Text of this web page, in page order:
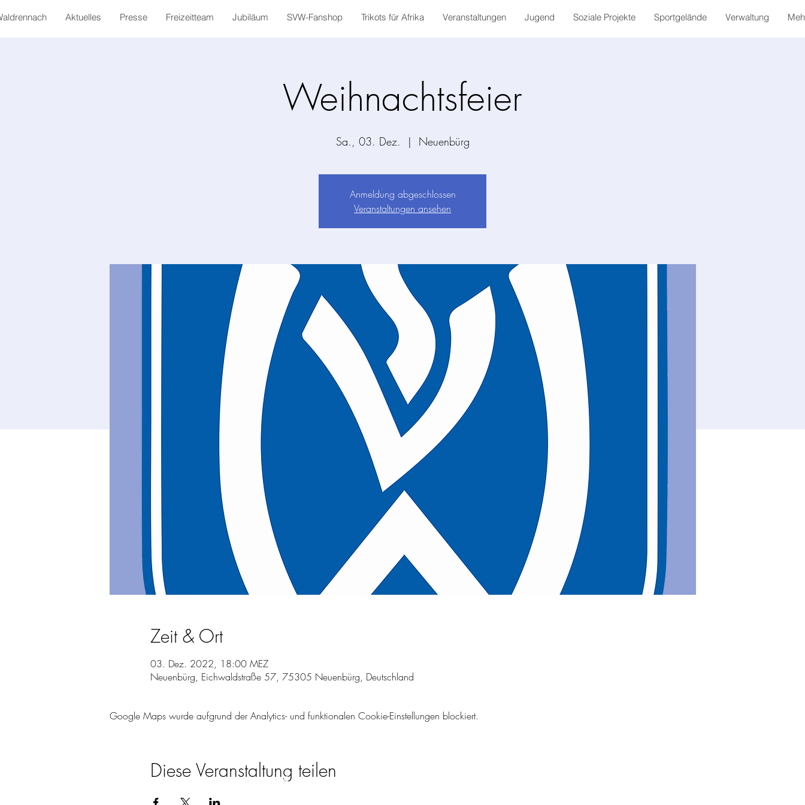
Aktuelles Presse Freizeitteam Jubiläum SVW-Fanshop Trikots für Afrika Veranstaltungen Jugend Soziale Projekte Sportgelände Verwaltung
Weihnachtsfeier
Sa., 03. Dez.
  |
Neuenbürg
Anmeldung abgeschlossen
Veranstaltungen ansehen
Zeit & Ort
03. Dez. 2022, 18:00 MEZ
Neuenbürg, Eichwaldstraße 57, 75305 Neuenbürg, Deutschland
Google Maps wurde aufgrund der Analytics- und funktionalen Cookie-Einstellungen blockiert.
Diese Veranstaltung teilenSV Waldrennach e.V.